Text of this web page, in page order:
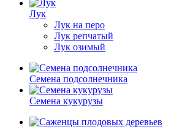
Лук
Лук на перо
Лук репчатый
Лук озимый
Семена подсолнечника
Семена кукурузы